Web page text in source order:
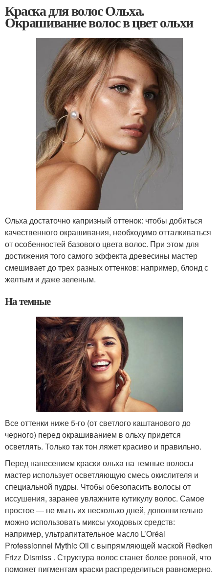
Краска для волос Ольха.
Окрашивание волос в цвет ольхи
Ольха достаточно капризный оттенок: чтобы добиться
качественного окрашивания, необходимо отталкиваться
от особенностей базового цвета волос. При этом для
достижения того самого эффекта древесины мастер
смешивает до трех разных оттенков: например, блонд с
желтым и даже зеленым.
На темные
Все оттенки ниже 5-го (от светлого каштанового до
черного) перед окрашиванием в ольху придется
осветлять. Только так тон ляжет красиво и правильно.
Перед нанесением краски ольха на темные волосы
мастер использует осветляющую смесь окислителя и
специальной пудры. Чтобы обезопасить волосы от
иссушения, заранее увлажните кутикулу волос. Самое
простое — не мыть их несколько дней, дополнительно
можно использовать миксы уходовых средств:
например, ультрапитательное масло L’Oréal
Professionnel Mythic Oil с выпрямляющей маской Redken
Frizz Dismiss . Структура волос станет более ровной, что
поможет пигментам краски распределиться равномерно.